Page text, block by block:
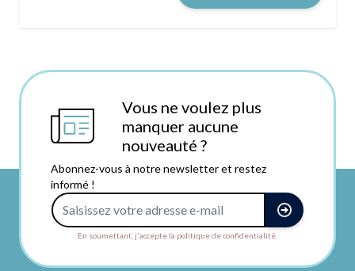
Vous ne voulez plus
manquer aucune
nouveauté ?
Abonnez-vous à notre newsletter et restez
informé !
En soumettant, j'accepte la politique de confidentialité.